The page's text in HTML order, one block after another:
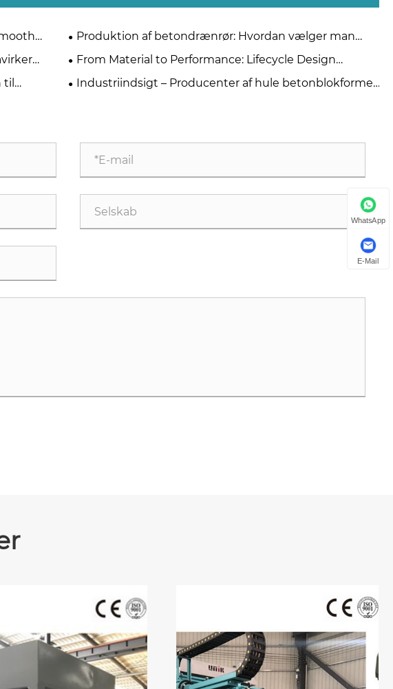
Produktion af betondrænrør: Hvordan vælger man
mellem ekstruderings- og rulleophængningsmetoder?
From Material to Performance: Lifecycle Design
Principles for High-Quality Concrete Steel Moulds
Industriindsigt – Producenter af hule betonblokforme
WhatsApp
E-Mail